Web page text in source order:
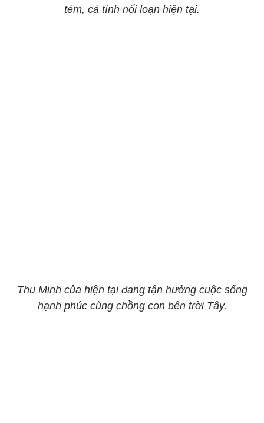
tém, cá tính nổi loạn hiện tại.
Thu Minh của hiện tại đang tận hưởng cuộc sống
hạnh phúc cùng chồng con bên trời Tây.